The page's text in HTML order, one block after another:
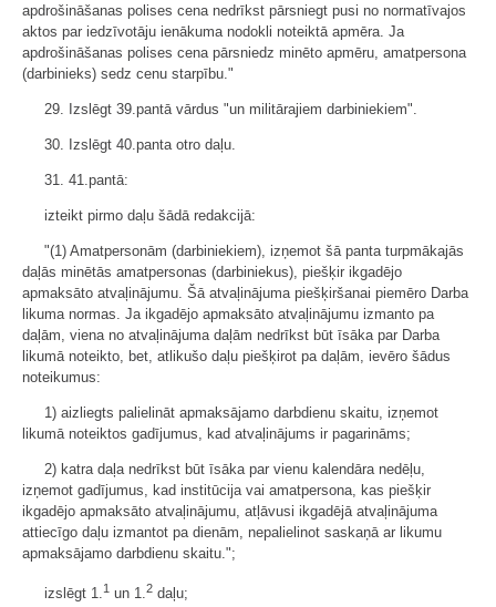
apdrošināšanas polises cena nedrīkst pārsniegt pusi no normatīvajos
aktos par iedzīvotāju ienākuma nodokli noteiktā apmēra. Ja
apdrošināšanas polises cena pārsniedz minēto apmēru, amatpersona
(darbinieks) sedz cenu starpību."
29. Izslēgt 39.pantā vārdus "un militārajiem darbiniekiem".
30. Izslēgt 40.panta otro daļu.
31. 41.pantā:
izteikt pirmo daļu šādā redakcijā:
"(1) Amatpersonām (darbiniekiem), izņemot šā panta turpmākajās
daļās minētās amatpersonas (darbiniekus), piešķir ikgadējo
apmaksāto atvaļinājumu. Šā atvaļinājuma piešķiršanai piemēro Darba
likuma normas. Ja ikgadējo apmaksāto atvaļinājumu izmanto pa
daļām, viena no atvaļinājuma daļām nedrīkst būt īsāka par Darba
likumā noteikto, bet, atlikušo daļu piešķirot pa daļām, ievēro šādus
noteikumus:
1) aizliegts palielināt apmaksājamo darbdienu skaitu, izņemot
likumā noteiktos gadījumus, kad atvaļinājums ir pagarināms;
2) katra daļa nedrīkst būt īsāka par vienu kalendāra nedēļu,
izņemot gadījumus, kad institūcija vai amatpersona, kas piešķir
ikgadējo apmaksāto atvaļinājumu, atļāvusi ikgadējā atvaļinājuma
attiecīgo daļu izmantot pa dienām, nepalielinot saskaņā ar likumu
apmaksājamo darbdienu skaitu.";
izslēgt 1. 1 un 1. 2 daļu;